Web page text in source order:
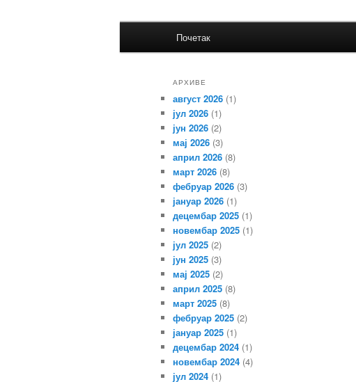
Заједница
Скочи
примарни
садржај
Скочи
секундарни
садржај
Почетак
АРХИВЕ
август 2026 (1)
јул 2026 (1)
јун 2026 (2)
мај 2026 (3)
април 2026 (8)
март 2026 (8)
фебруар 2026 (3)
јануар 2026 (1)
децембар 2025 (1)
новембар 2025 (1)
јул 2025 (2)
јун 2025 (3)
мај 2025 (2)
април 2025 (8)
март 2025 (8)
фебруар 2025 (2)
јануар 2025 (1)
децембар 2024 (1)
новембар 2024 (4)
јул 2024 (1)